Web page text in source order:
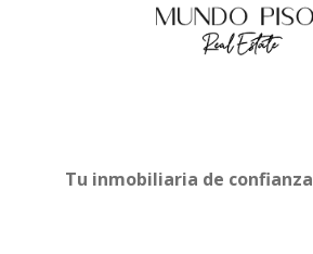
Tu inmobiliaria de confianza